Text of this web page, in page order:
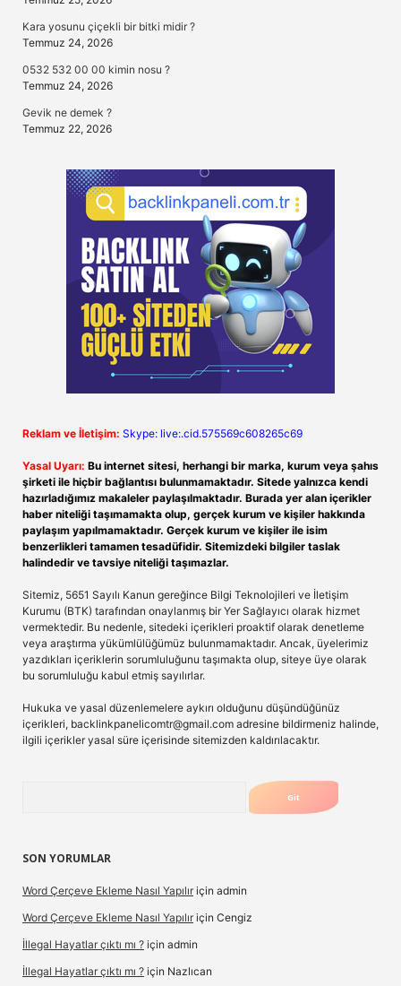
Kara yosunu çiçekli bir bitki midir ?
Temmuz 24, 2026
0532 532 00 00 kimin nosu ?
Temmuz 24, 2026
Gevik ne demek ?
Temmuz 22, 2026
Reklam ve İletişim: Skype: live:.cid.575569c608265c69
Yasal Uyarı: Bu internet sitesi, herhangi bir marka, kurum veya şahıs
şirketi ile hiçbir bağlantısı bulunmamaktadır. Sitede yalnızca kendi
hazırladığımız makaleler paylaşılmaktadır. Burada yer alan içerikler
haber niteliği taşımamakta olup, gerçek kurum ve kişiler hakkında
paylaşım yapılmamaktadır. Gerçek kurum ve kişiler ile isim
benzerlikleri tamamen tesadüfidir. Sitemizdeki bilgiler taslak
halindedir ve tavsiye niteliği taşımazlar.
Sitemiz, 5651 Sayılı Kanun gereğince Bilgi Teknolojileri ve İletişim
Kurumu (BTK) tarafından onaylanmış bir Yer Sağlayıcı olarak hizmet
vermektedir. Bu nedenle, sitedeki içerikleri proaktif olarak denetleme
veya araştırma yükümlülüğümüz bulunmamaktadır. Ancak, üyelerimiz
yazdıkları içeriklerin sorumluluğunu taşımakta olup, siteye üye olarak
bu sorumluluğu kabul etmiş sayılırlar.
Hukuka ve yasal düzenlemelere aykırı olduğunu düşündüğünüz
içerikleri, backlinkpanelicomtr@gmail.com adresine bildirmeniz halinde,
ilgili içerikler yasal süre içerisinde sitemizden kaldırılacaktır.
SON YORUMLAR
Word Çerçeve Ekleme Nasıl Yapılır için admin
Word Çerçeve Ekleme Nasıl Yapılır için Cengiz
İllegal Hayatlar çıktı mı ? için admin
İllegal Hayatlar çıktı mı ? için Nazlıcan